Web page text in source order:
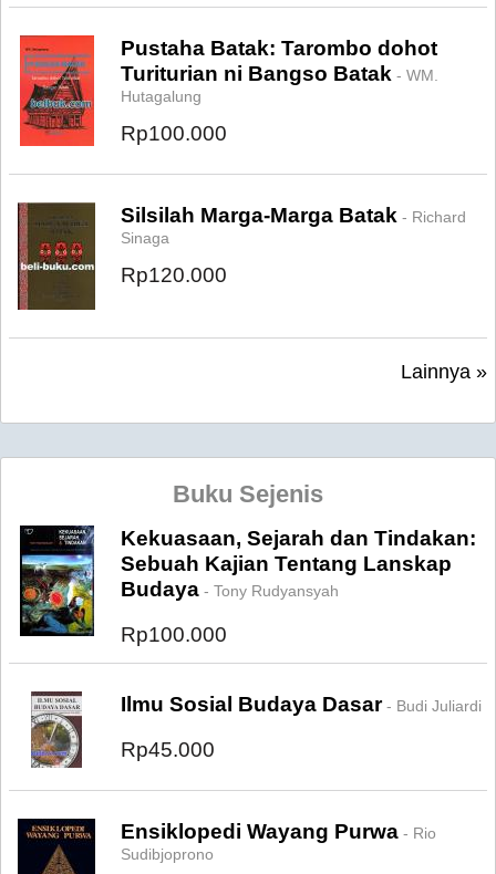
Pustaha Batak: Tarombo dohot
Turiturian ni Bangso Batak - WM.
Hutagalung
Rp100.000
Silsilah Marga-Marga Batak - Richard
Sinaga
Rp120.000
Lainnya »
Buku Sejenis
Kekuasaan, Sejarah dan Tindakan:
Sebuah Kajian Tentang Lanskap
Budaya - Tony Rudyansyah
Rp100.000
Ilmu Sosial Budaya Dasar- Budi Juliardi
Rp45.000
Ensiklopedi Wayang Purwa - Rio
Sudibjoprono